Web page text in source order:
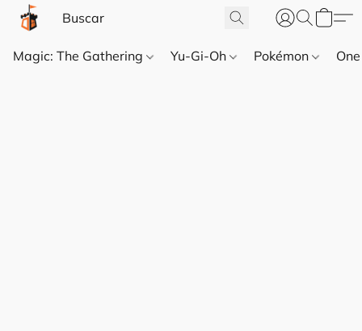
Magic: The Gathering Yu-Gi-Oh Pokémon